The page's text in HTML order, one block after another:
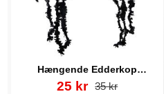
Hængende Edderkop
Dekoration
Varenr 88948
pris
25 kr pris
35 kr